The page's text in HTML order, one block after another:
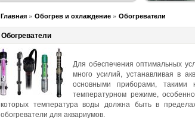
Главная » Обогрев и охлаждение » Обогреватели
Обогреватели
Для обеспечения оптимальных
много усилий, устанавливая в
основными приборами, такими
температурном режиме,
которых температура воды должна быть в
обогреватели для аквариумов.